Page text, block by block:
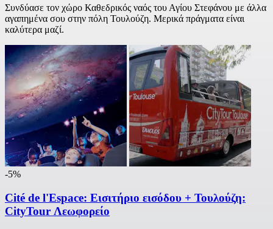
Συνδύασε τον χώρο Καθεδρικός ναός του Αγίου Στεφάνου με άλλα
αγαπημένα σου στην πόλη Τουλούζη. Μερικά πράγματα είναι
καλύτερα μαζί.
-5%
Cité de l'Espace: Εισιτήριο εισόδου + Τουλούζη:
CityTour Λεωφορείο